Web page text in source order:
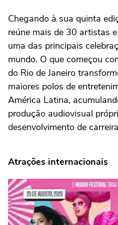
Chegando à sua quinta
reúne mais de 30 artistas
uma das principais
mundo. O que começou
do Rio de Janeiro
maiores polos de
América Latina,
produção audiovisual
desenvolvimento de
Atrações internacionais